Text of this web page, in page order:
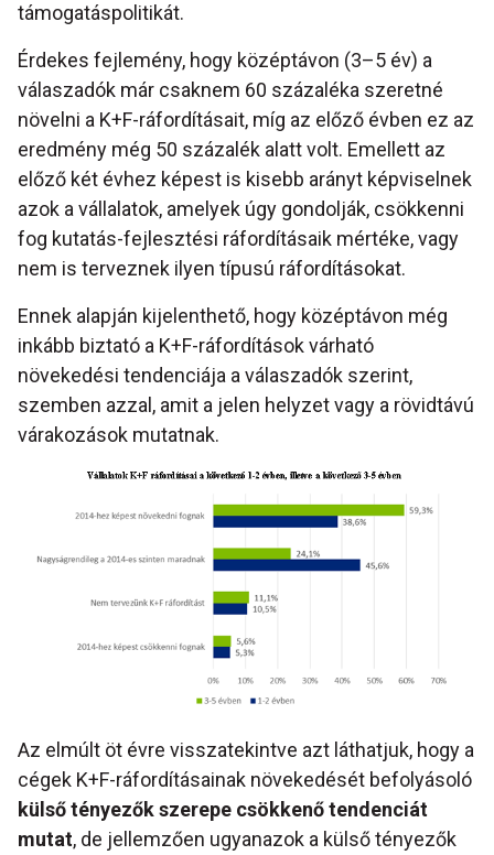
támogatáspolitikát.
Érdekes fejlemény, hogy középtávon (3–5 év) a
válaszadók már csaknem 60 százaléka szeretné
növelni a K+F-ráfordításait, míg az előző évben ez az
eredmény még 50 százalék alatt volt. Emellett az
előző két évhez képest is kisebb arányt képviselnek
azok a vállalatok, amelyek úgy gondolják, csökkenni
fog kutatás-fejlesztési ráfordításaik mértéke, vagy
nem is terveznek ilyen típusú ráfordításokat.
Ennek alapján kijelenthető, hogy középtávon még
inkább biztató a K+F-ráfordítások várható
növekedési tendenciája a válaszadók szerint,
szemben azzal, amit a jelen helyzet vagy a rövidtávú
várakozások mutatnak.
Az elmúlt öt évre visszatekintve azt láthatjuk, hogy a
cégek K+F-ráfordításainak növekedését befolyásoló
külső tényezők szerepe csökkenő tendenciát
mutat, de jellemzően ugyanazok a külső tényezők